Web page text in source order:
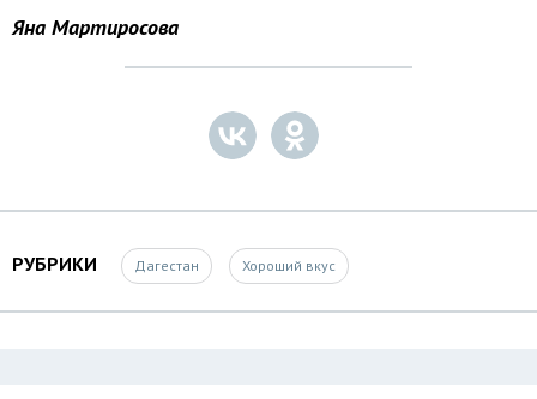
Яна Мартиросова
РУБРИКИ Дагестан Хороший вкус